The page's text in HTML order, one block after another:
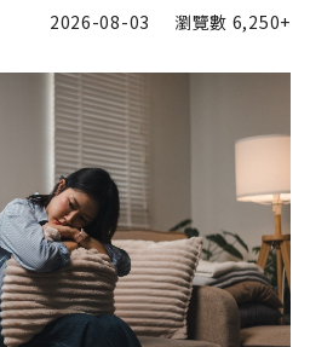
2026-08-03 瀏覽數 6,250+